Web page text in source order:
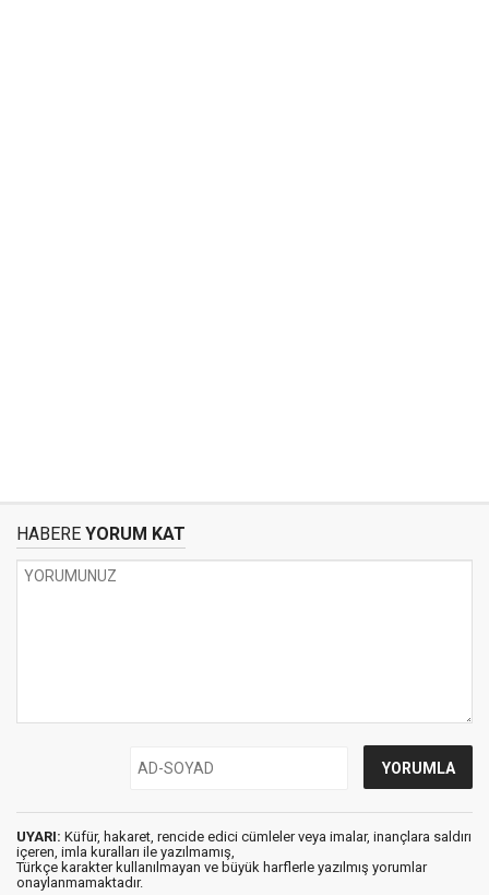
HABERE YORUM KAT
UYARI: Küfür, hakaret, rencide edici cümleler veya imalar, inançlara saldırı
içeren, imla kuralları ile yazılmamış,
Türkçe karakter kullanılmayan ve büyük harflerle yazılmış yorumlar
onaylanmamaktadır.